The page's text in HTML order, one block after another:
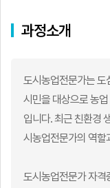
과정소개
도시농업전문가는 도
시민을 대상으로 농
입니다. 최근 친환경
시농업전문가의 역할
도시농업전문가 자격